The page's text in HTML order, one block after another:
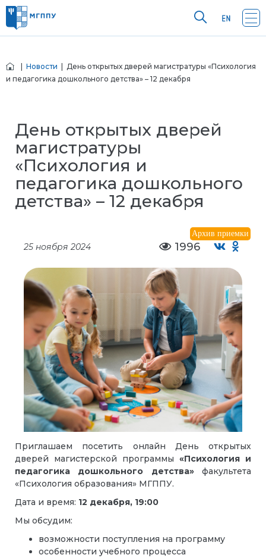
Новости | День открытых дверей магистратуры «Психология
и педагогика дошкольного детства» – 12 декабря
День открытых дверей
магистратуры
«Психология и
педагогика дошкольного
детства» – 12 декабря
Архив приемки
25 ноября 2024 1996
Приглашаем посетить онлайн День открытых
дверей магистерской программы «Психология и
педагогика дошкольного детства»факультета
«Психология образования» МГППУ.
Дата и время: 12 декабря, 19:00
Мы обсудим:
возможности поступления на программу
особенности учебного процесса